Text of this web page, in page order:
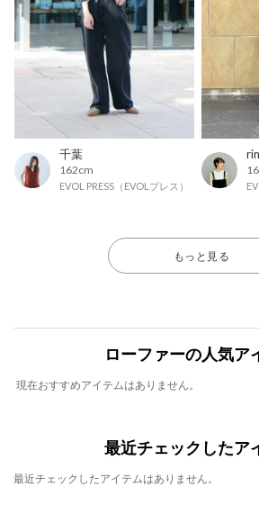
千葉
162cm
EVOL PRESS（EVOLプレス）
もっと見る
ローファーの人気ア
現在おすすめアイテムはありません。
最近チェックしたア
最近チェックしたアイテムはありません。